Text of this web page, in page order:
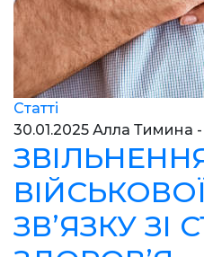
Статті
30.01.2025 Алла Тимина
ЗВʼЯЗКУ ЗІ